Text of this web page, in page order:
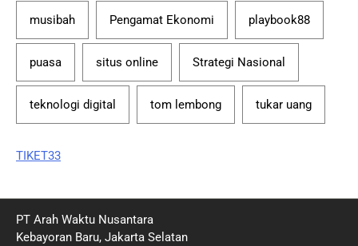
musibah Pengamat Ekonomi playbook88
puasa situs online Strategi Nasional
teknologi digital tom lembong tukar uang
TIKET33
PT Arah Waktu Nusantara
Kebayoran Baru, Jakarta Selatan